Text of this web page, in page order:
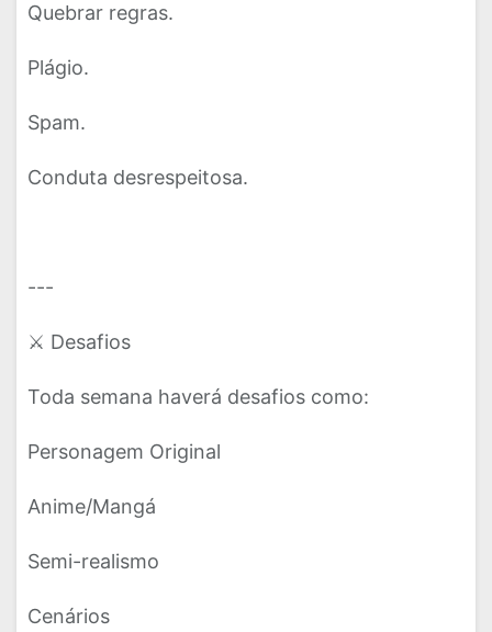
Quebrar regras.
Plágio.
Spam.
Conduta desrespeitosa.
---
⚔️ Desafios
Toda semana haverá desafios como:
Personagem Original
Anime/Mangá
Semi-realismo
Cenários